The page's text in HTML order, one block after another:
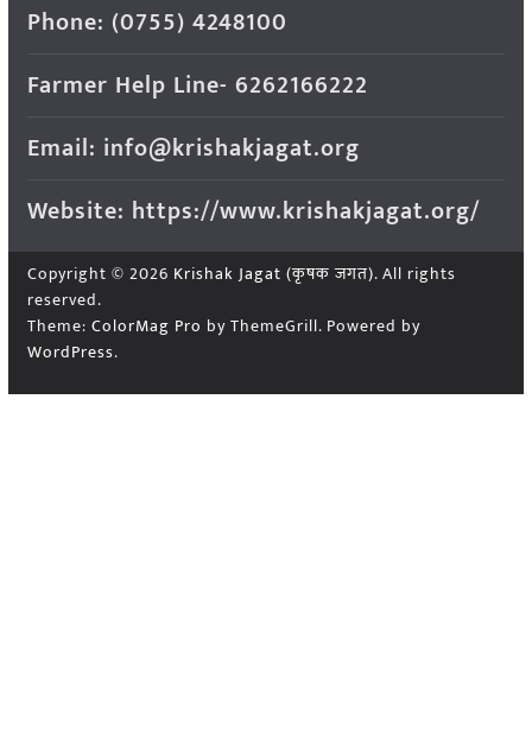
Phone: (0755) 4248100
Farmer Help Line- 6262166222
Email: info@krishakjagat.org
Website: https://www.krishakjagat.org/
Copyright © 2026 Krishak Jagat (कृषक जगत). All rights
reserved.
Theme: ColorMag Pro by ThemeGrill. Powered by
WordPress.